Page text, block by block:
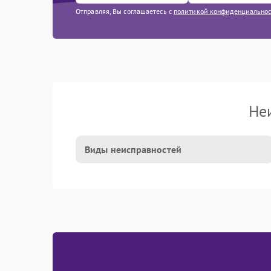
Отправляя, Вы соглашаетесь с политикой
Виды неисправностей